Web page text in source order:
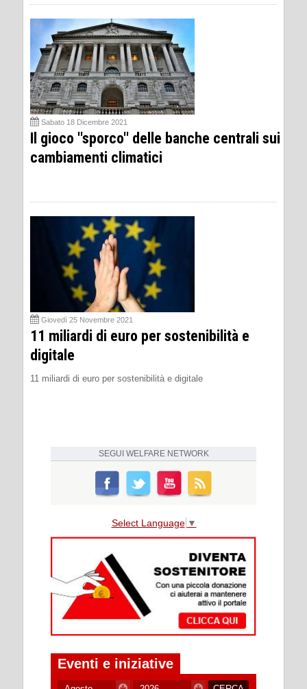
Sabato 18 Dicembre 2021
Il gioco ''sporco'' delle banche centrali sui
cambiamenti climatici
Giovedì 25 Novembre 2021
11 miliardi di euro per sostenibilità e
digitale
11 miliardi di euro per sostenibilità e digitale
SEGUI WELFARE NETWORK
Select Language ▼
Eventi e iniziative